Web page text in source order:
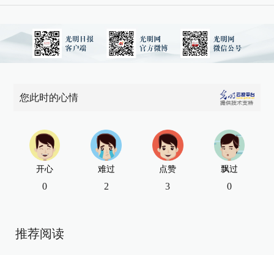
您此时的心情
开心
0
难过
2
点赞
3
飘过
0
推荐阅读